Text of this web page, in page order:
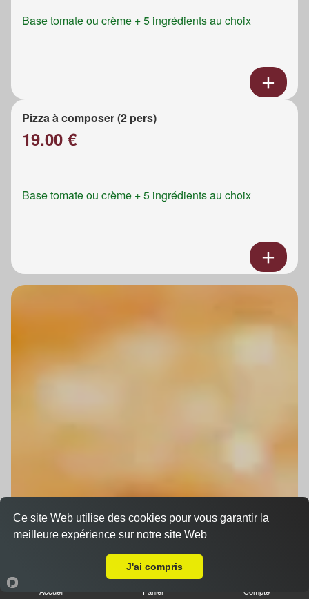
Base tomate ou crème + 5 ingrédients au choix
Pizza à composer (2 pers)
19.00 €
Base tomate ou crème + 5 ingrédients au choix
Accueil Panier Compte
Ce site Web utilise des cookies pour vous garantir la
meilleure expérience sur notre site Web
J'ai compris